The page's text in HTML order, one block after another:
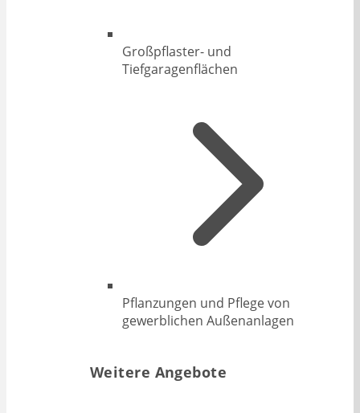
Großpflaster- und
Tiefgaragenflächen
Pflanzungen und Pflege von
gewerblichen Außenanlagen
Weitere Angebote